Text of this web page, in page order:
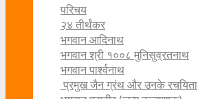
परिचय
२४ तीर्थंकर
भगवान आदिनाथ
भगवान श्री १००८ मुनिसुव्रतनाथ
भगवान पार्श्वनाथ
प्रमुख जैन ग्रंथ और उनके रचयिता